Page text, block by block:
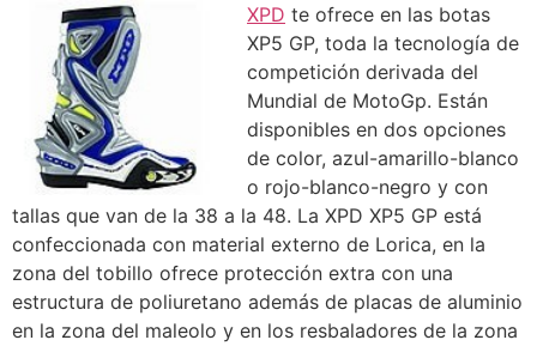
XPD te ofrece en las botas
XP5 GP, toda la tecnología de
competición derivada del
Mundial de MotoGp. Están
disponibles en dos opciones
de color, azul-amarillo-blanco
o rojo-blanco-negro y con
tallas que van de la 38 a la 48. La XPD XP5 GP está
confeccionada con material externo de Lorica, en la
zona del tobillo ofrece protección extra con una
estructura de poliuretano además de placas de aluminio
en la zona del maleolo y en los resbaladores de la zona